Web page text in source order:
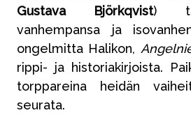
Gustava Björkqvist)
vanhempansa ja
ongelmitta Halikon,
rippi- ja historiakirjoista.
torppareina heidän
seurata.